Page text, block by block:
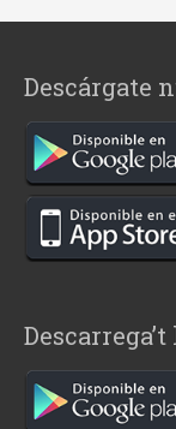
Descárgate